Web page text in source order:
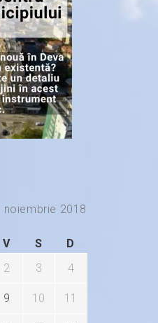
noiembrie 2018
V S
D
2 3 4
9 10 11